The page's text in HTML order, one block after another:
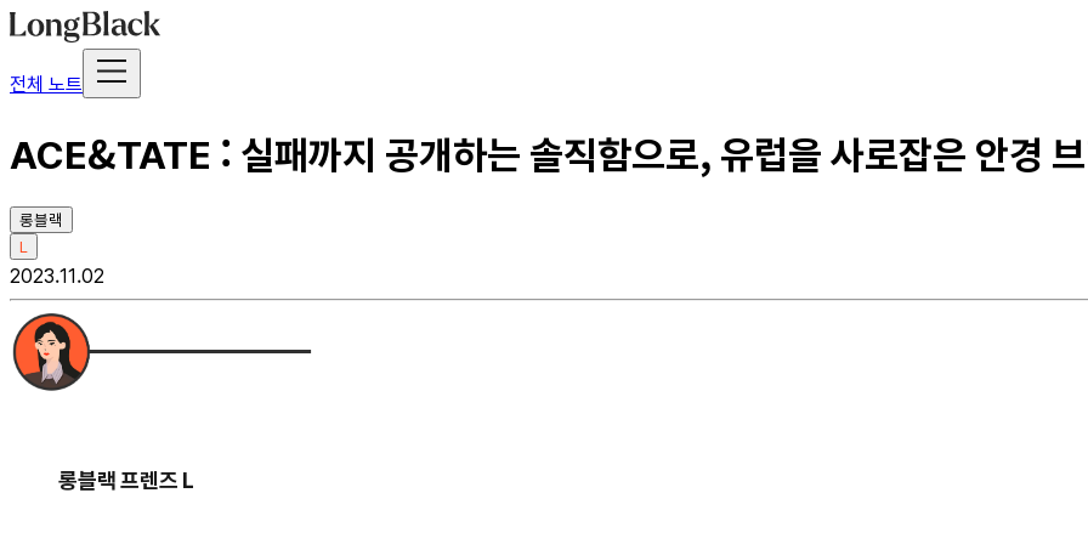
전체 노트
ACE&TATE : 실패까지 공개하는 솔직함으로, 유럽을 사로잡은 안경
롱블랙
L
2023.11.02
롱블랙 프렌즈 L